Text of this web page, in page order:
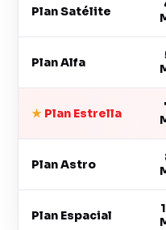
Plan Satélite
Plan Alfa
★ Plan Estrella
Plan Astro
Plan Espacial